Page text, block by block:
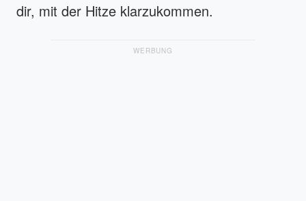
dir, mit der Hitze klarzukommen.
WERBUNG